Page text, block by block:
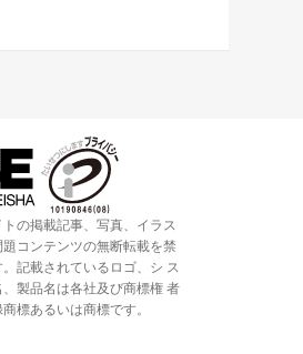
トの掲載記事、写真、イラス
題コンテンツの無断転載を禁
。記載されているロゴ、シ ス
、製品名は各社及び商標権 者
標あるいは商標です。